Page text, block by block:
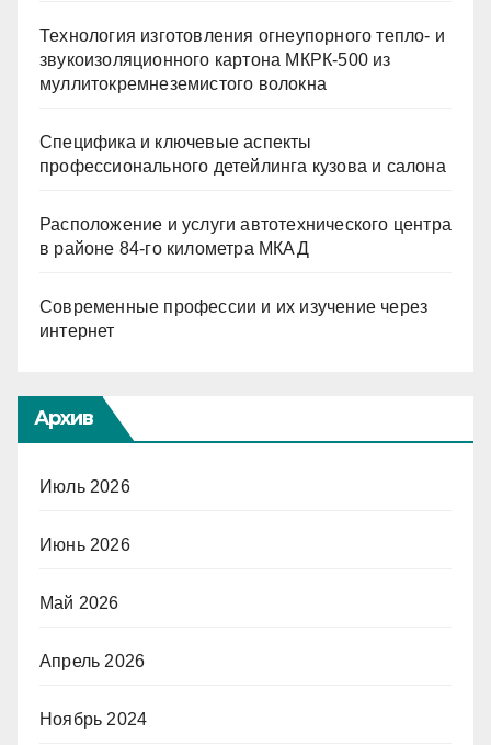
Технология изготовления огнеупорного тепло- и
звукоизоляционного картона МКРК-500 из
муллитокремнеземистого волокна
Специфика и ключевые аспекты
профессионального детейлинга кузова и салона
Расположение и услуги автотехнического центра
в районе 84-го километра МКАД
Современные профессии и их изучение через
интернет
Архив
Июль 2026
Июнь 2026
Май 2026
Апрель 2026
Ноябрь 2024